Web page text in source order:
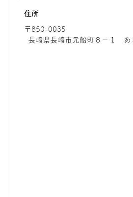
住所
〒850-0035
長崎県長崎市元船町８－１ あ